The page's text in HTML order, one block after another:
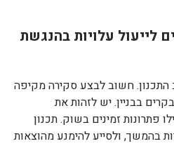
לייעול עלויות בהנגשת
חשוב לבצע סקירה מקיפה
בבניין. יש לזהות את
פתרונות זמינים בשוק. תכנון
בהמשך, ולסייע להימנע מהוצאות